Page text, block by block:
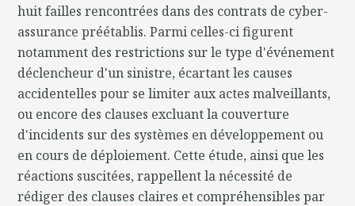
huit failles rencontrées dans des contrats de cyber-
assurance préétablis. Parmi celles-ci figurent
notamment des restrictions sur le type d'événement
déclencheur d'un sinistre, écartant les causes
accidentelles pour se limiter aux actes malveillants,
ou encore des clauses excluant la couverture
d'incidents sur des systèmes en développement ou
en cours de déploiement. Cette étude, ainsi que les
réactions suscitées, rappellent la nécessité de
rédiger des clauses claires et compréhensibles par